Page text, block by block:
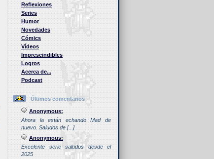
Reflexiones
Series
Humor
Novedades
Cómics
Vídeos
Imprescindibles
Logros
Acerca de...
Podcast
Últimos comentarios
Anonymous:
Ahora la están echando Mad de
nuevo. Saludos de [...]
Anonymous:
Excelente serie saludos desde el
2025